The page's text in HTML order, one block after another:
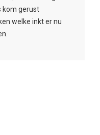
kom gerust
welke inkt er nu